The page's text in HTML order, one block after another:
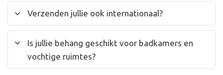
Verzenden jullie ook internationaal?
Is jullie behang geschikt voor badkamers en
vochtige ruimtes?